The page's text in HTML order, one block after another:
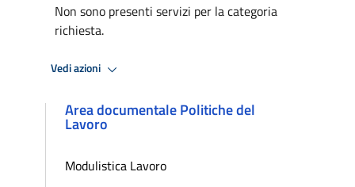
Non sono presenti servizi per la categoria
richiesta.
Vedi azioni
Area documentale Politiche del
Lavoro
Modulistica Lavoro